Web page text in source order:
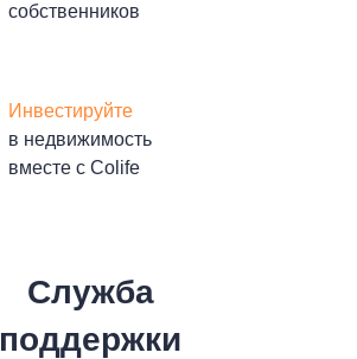
собственников
Инвестируйте
в недвижимость
вместе с Colife
Служба
поддержки